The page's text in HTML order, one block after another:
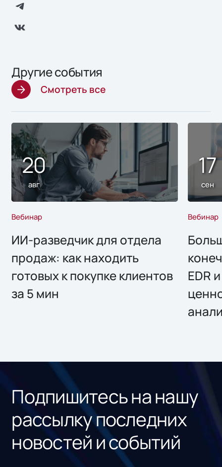
Другие события
Смотреть все
20
авг
Вебинар
ИИ-разведчик для отдела
продаж: как находить
готовых к покупке клиентов
за 5 мин
17
сен
Вебинар
EDR
Подпишитесь на нашу
рассылку последних
новостей и событий